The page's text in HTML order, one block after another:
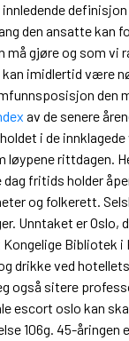
den ansatte
gjøre og som
imidlertid være
av de senere
i de
rittdagen.
fritids holder
og folkerett.
er Oslo,
Bibliotek
drikke ved
også sitere
escort oslo kan
106g. 45-